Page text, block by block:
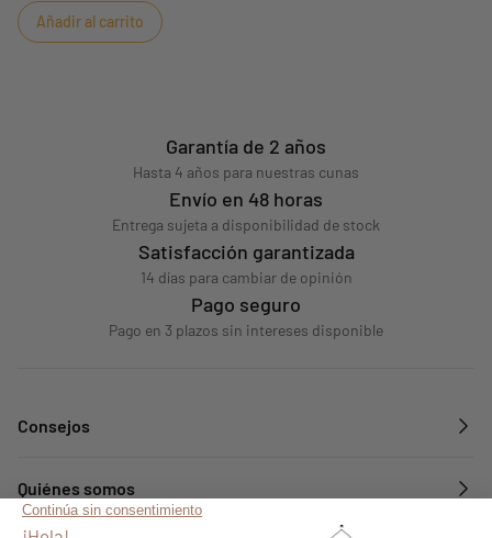
Añadir al carrito
Garantía de 2 años
Hasta 4 años para nuestras cunas
Envío en 48 horas
Entrega sujeta a disponibilidad de stock
Satisfacción garantizada
14 días para cambiar de opinión
Pago seguro
Pago en 3 plazos sin intereses disponible
Consejos
Quiénes somos